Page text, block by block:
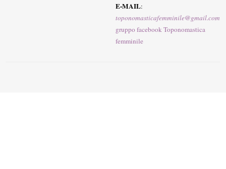
E-MAIL:
toponomasticafemminile@gmail.com
gruppo facebook Toponomastica
femminile